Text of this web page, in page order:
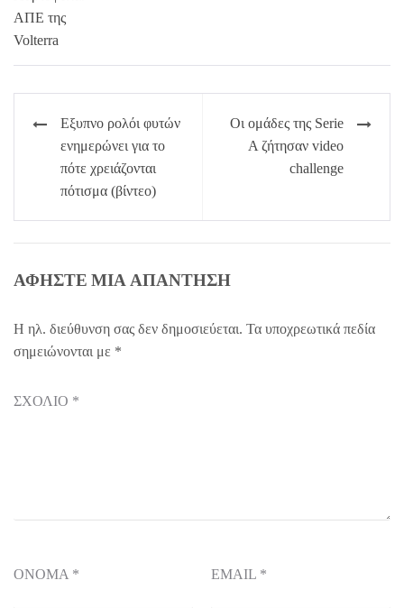
Πλοήγηση
άρθρων
Εξυπνο ρολόι φυτών
ενημερώνει για το
πότε χρειάζονται
πότισμα (βίντεο)
Oι ομάδες της Serie
A ζήτησαν video
challenge
ΑΦΉΣΤΕ ΜΙΑ ΑΠΆΝΤΗΣΗ
Η ηλ. διεύθυνση σας δεν δημοσιεύεται. Τα υποχρεωτικά πεδία
σημειώνονται με *
ΣΧΌΛΙΟ *
ΌΝΟΜΑ * EMAIL *